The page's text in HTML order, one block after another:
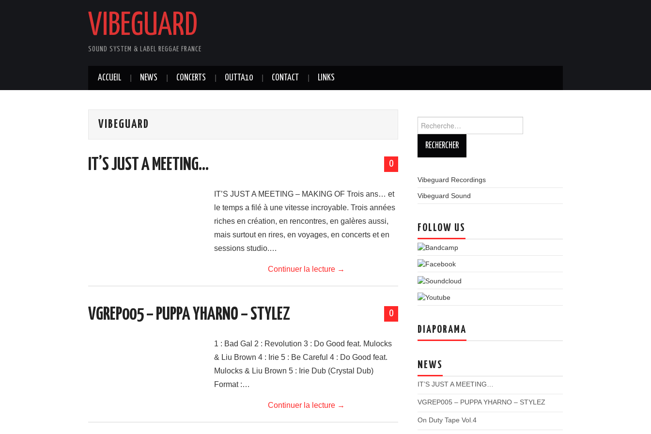
VIBEGUARD
SOUND SYSTEM & LABEL REGGAE FRANCE
ACCUEIL NEWS CONCERTS OUTTA10 CONTACT LINKS
VIBEGUARD
0
IT’S JUST A MEETING…
IT’S JUST A MEETING – MAKING OF Trois ans… et
le temps a filé à une vitesse incroyable. Trois années
riches en création, en rencontres, en galères aussi,
mais surtout en rires, en voyages, en concerts et en
sessions studio.…
Continuer la lecture →
0
VGREP005 – PUPPA YHARNO – STYLEZ
1 : Bad Gal 2 : Revolution 3 : Do Good feat. Mulocks
& Liu Brown 4 : Irie 5 : Be Careful 4 : Do Good feat.
Mulocks & Liu Brown 5 : Irie Dub (Crystal Dub)
Format :…
Continuer la lecture →
Vibeguard Recordings
Vibeguard Sound
FOLLOW US
DIAPORAMA
NEWS
IT’S JUST A MEETING…
VGREP005 – PUPPA YHARNO – STYLEZ
On Duty Tape Vol.4